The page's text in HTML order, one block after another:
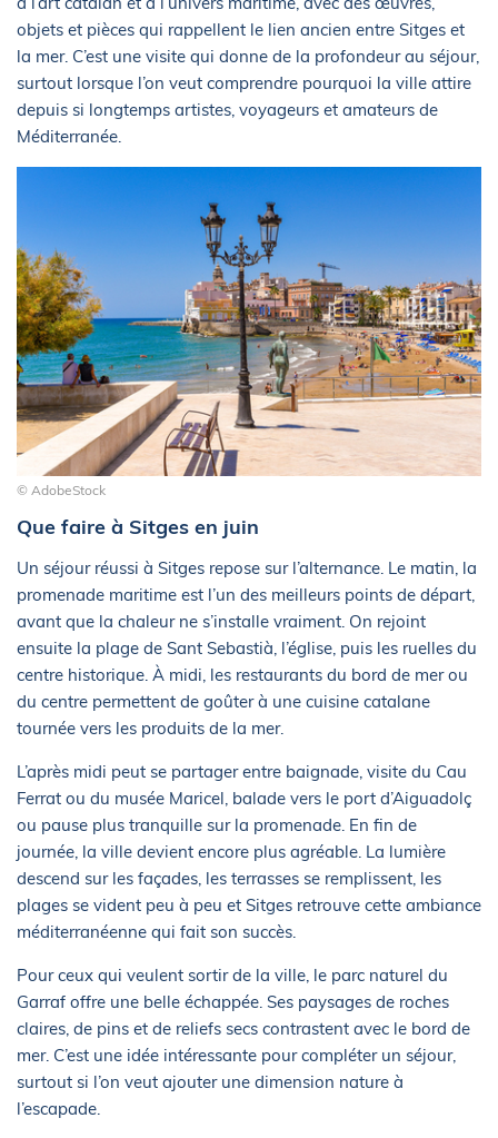
objets et pièces qui rappellent le lien ancien entre Sitges et
la mer. C’est une visite qui donne de la profondeur au séjour,
surtout lorsque l’on veut comprendre pourquoi la ville attire
depuis si longtemps artistes, voyageurs et amateurs de
Méditerranée.
© AdobeStock
Que faire à Sitges en juin
Un séjour réussi à Sitges repose sur l’alternance. Le matin, la
promenade maritime est l’un des meilleurs points de départ,
avant que la chaleur ne s’installe vraiment. On rejoint
ensuite la plage de Sant Sebastià, l’église, puis les ruelles du
centre historique. À midi, les restaurants du bord de mer ou
du centre permettent de goûter à une cuisine catalane
tournée vers les produits de la mer.
L’après midi peut se partager entre baignade, visite du Cau
Ferrat ou du musée Maricel, balade vers le port d’Aiguadolç
ou pause plus tranquille sur la promenade. En fin de
journée, la ville devient encore plus agréable. La lumière
descend sur les façades, les terrasses se remplissent, les
plages se vident peu à peu et Sitges retrouve cette ambiance
méditerranéenne qui fait son succès.
Pour ceux qui veulent sortir de la ville, le parc naturel du
Garraf offre une belle échappée. Ses paysages de roches
claires, de pins et de reliefs secs contrastent avec le bord de
mer. C’est une idée intéressante pour compléter un séjour,
surtout si l’on veut ajouter une dimension nature à
l’escapade.